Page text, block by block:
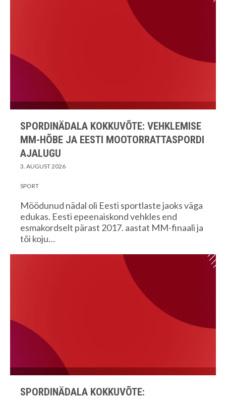
SPORDINÄDALA KOKKUVÕTE: VEHKLEMISE
MM-HÕBE JA EESTI MOOTORRATTASPORDI
AJALUGU
3. AUGUST 2026
SPORT
Möödunud nädal oli Eesti sportlaste jaoks väga
edukas. Eesti epeenaiskond vehkles end
esmakordselt pärast 2017. aastat MM-finaali ja
tõi koju…
SPORDINÄDALA KOKKUVÕTE: